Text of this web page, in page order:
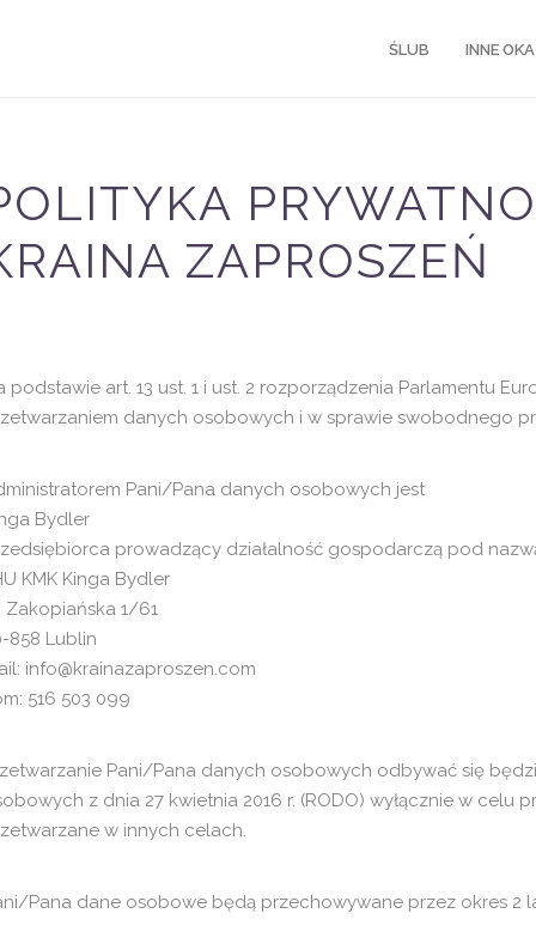
ŚLUB INNE
ZAPROSZEŃ
podstawie art. 13 ust. 1 i ust. 2 rozporządzenia Parlamentu
danych osobowych i w sprawie swobodnego
Pani/Pana danych osobowych jest
Bydler
prowadzący działalność gospodarczą pod
KMK Kinga Bydler
Zakopiańska 1/61
858 Lublin
info@krainazaproszen.com
516 503 099
Pani/Pana danych osobowych odbywać się
z dnia 27 kwietnia 2016 r. (RODO) wyłącznie w
w innych celach.
Pana dane osobowe będą przechowywane przez okres 2